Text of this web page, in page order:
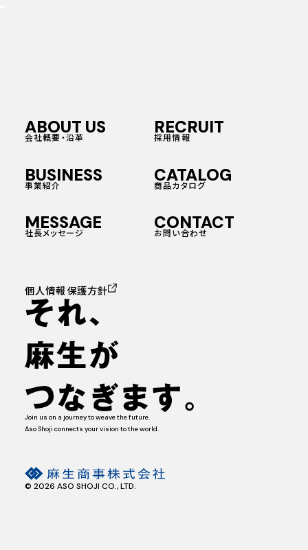
ABOUT US
会社概要・沿革
RECRUIT
採用情報
BUSINESS
事業紹介
CATALOG
商品カタログ
MESSAGE
社長メッセージ
CONTACT
お問い合わせ
個人情報保護方針
Join us on a journey to weave the future.
Aso Shoji connects your vision to the world.
© 2026 ASO SHOJI CO., LTD.